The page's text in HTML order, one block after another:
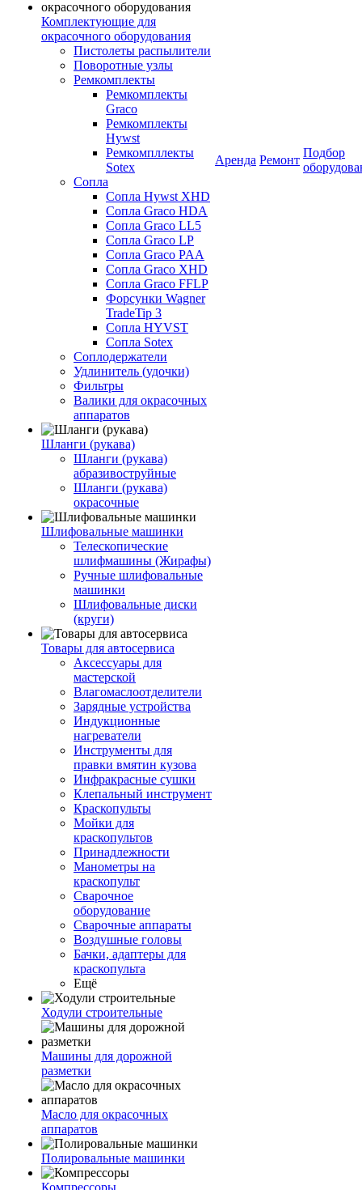
Комплектующие для
окрасочного оборудования
Пистолеты распылители
Поворотные узлы
Ремкомплекты
Ремкомплекты
Graco
Ремкомплекты
Hywst
Ремкомпллекты
Sotex
Сопла
Сопла Hywst XHD
Сопла Graco HDA
Сопла Graco LL5
Сопла Graco LP
Сопла Graco PAA
Сопла Graco XHD
Сопла Graco FFLP
Форсунки Wagner
TradeTip 3
Сопла HYVST
Сопла Sotex
Соплодержатели
Удлинитель (удочки)
Фильтры
Валики для окрасочных
аппаратов
Шланги (рукава)
Шланги (рукава)
абразивоструйные
Шланги (рукава)
окрасочные
Шлифовальные машинки
Телескопические
шлифмашины (Жирафы)
Ручные шлифовальные
машинки
Шлифовальные диски
(круги)
Товары для автосервиса
Аксессуары для
мастерской
Влагомаслоотделители
Зарядные устройства
Индукционные
нагреватели
Инструменты для
правки вмятин кузова
Инфракрасные сушки
Клепальный инструмент
Краскопульты
Мойки для
краскопультов
Принадлежности
Манометры на
краскопульт
Сварочное
оборудование
Сварочные аппараты
Воздушные головы
Бачки, адаптеры для
краскопульта
Ещё
Ходули строительные
Машины для дорожной
разметки
Масло для окрасочных
аппаратов
Полировальные машинки
Компрессоры
Аренда Ремонт
Подбор